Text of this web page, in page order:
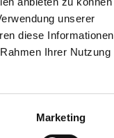
unserer
diese Informationen
Ihrer Nutzung
Marketing